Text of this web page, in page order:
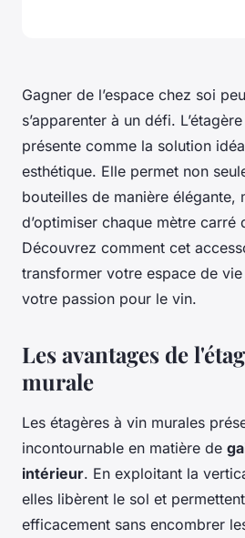
Gagner de l’espace chez soi
s’apparenter à un défi.
présente comme la solution
esthétique. Elle permet non
bouteilles de manière élégante,
d’optimiser chaque mètre carré
Découvrez comment cet
transformer votre espace de
votre passion pour le vin.
Les avantages de
murale
Les étagères à vin murales
incontournable en matière de
intérieur. En exploitant la
elles libèrent le sol et
efficacement sans encombrer